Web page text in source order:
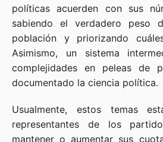
políticas acuerden con sus
sabiendo el verdadero peso
población y priorizando
Asimismo, un sistema
complejidades en peleas de
documentado la ciencia política.
Usualmente, estos temas
representantes de los
mantener o aumentar sus